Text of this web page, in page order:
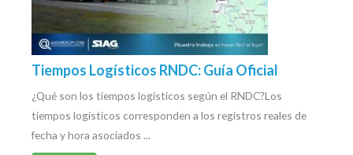
Tiempos Logísticos RNDC: Guía Oficial
¿Qué son los tiempos logísticos según el RNDC?Los
tiempos logísticos corresponden a los registros reales de
fecha y hora asociados ...